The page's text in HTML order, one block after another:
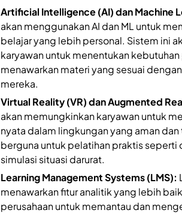
Artificial Intelligence (AI) dan Machine
akan menggunakan AI dan ML untuk
belajar yang lebih personal. Sistem ini
karyawan untuk menentukan
menawarkan materi yang sesuai
mereka.
Virtual Reality (VR) dan Augmented
akan memungkinkan karyawan untuk
nyata dalam lingkungan yang aman
berguna untuk pelatihan praktis seperti
simulasi situasi darurat.
Learning Management Systems (LMS):
menawarkan fitur analitik yang lebih
perusahaan untuk memantau dan